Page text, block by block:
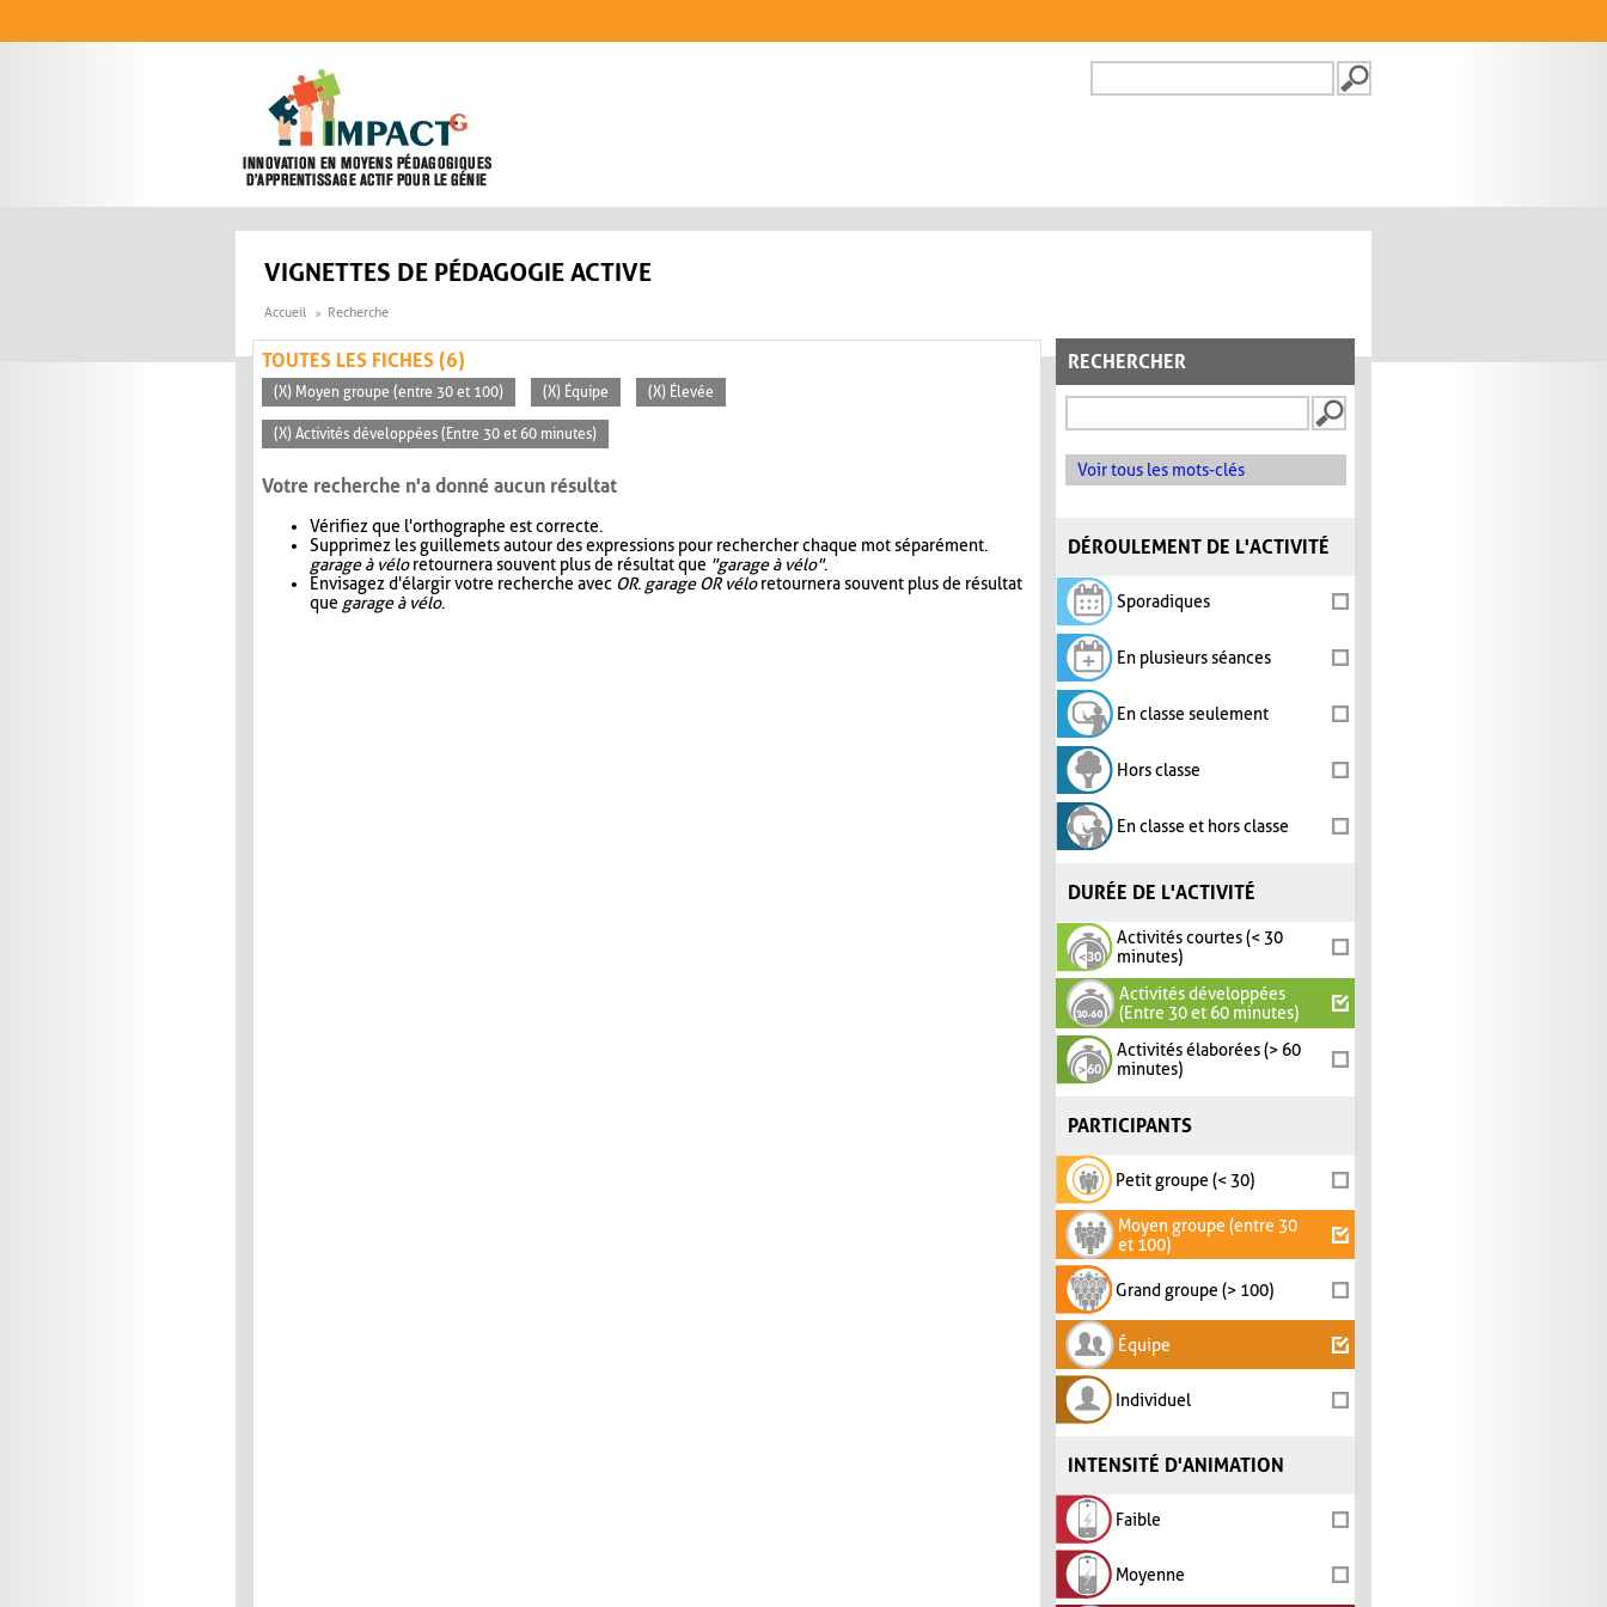
FORMULAIRE DE
VIGNETTES DE PÉDAGOGIE ACTIVE
Accueil Recherche
RECHERCHER
Voir tous les mots-clés
DÉROULEMENT DE L'ACTIVITÉ
Sporadiques
En plusieurs séances
En classe seulement
Hors classe
En classe et hors classe
DURÉE DE L'ACTIVITÉ
Activités courtes (< 30
minutes)
Activités développées
(Entre 30 et 60 minutes)
Activités élaborées (> 60
minutes)
PARTICIPANTS
Petit groupe (< 30)
Moyen groupe (entre 30
et 100)
Grand groupe (> 100)
Équipe
Individuel
INTENSITÉ D'ANIMATION
Faible
Moyenne
TOUTES LES FICHES (6)
(X) Moyen groupe (entre 30 et 100) (X) Équipe (X) Élevée
(X) Activités développées (Entre 30 et 60 minutes)
Votre recherche n'a donné aucun résultat
Vérifiez que l'orthographe est correcte.
Supprimez les guillemets autour des expressions pour rechercher chaque mot séparément.
garage à véloretournera souvent plus de résultat que "garage à vélo".
Envisagez d'élargir votre recherche avec OR. garage OR véloretournera souvent plus de résultat
que garage à vélo.